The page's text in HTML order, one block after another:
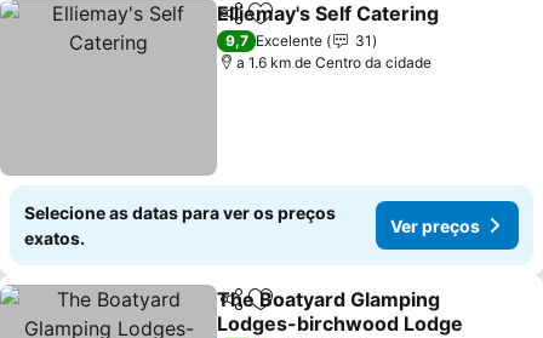
PartilharAdicionar aos favoritos
Elliemay's Self Catering
9,7 Excelente
31
a 1.6 km de Centro da cidade
Selecione as datas para ver os preços
exatos.
Ver preços
PartilharAdicionar aos favoritos
The Boatyard Glamping
Lodges-birchwood Lodge